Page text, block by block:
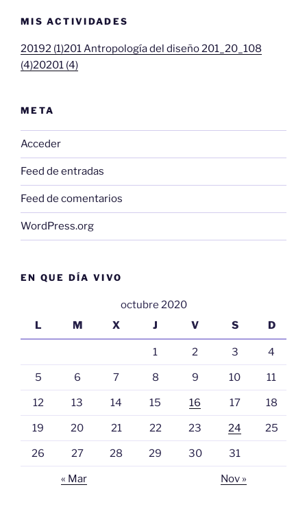
MIS ACTIVIDADES
20192 (1)201 Antropología del diseño 201_20_108
(4)20201 (4)
META
Acceder
Feed de entradas
Feed de comentarios
WordPress.org
EN QUE DÍA VIVO
octubre 2020
L
M X J V S D
1 2 3 4
5 6 7 8 9 10 11
12 13 14 15 16 17 18
19 20 21 22 23 24 25
26 27 28 29 30 31
« Mar Nov »